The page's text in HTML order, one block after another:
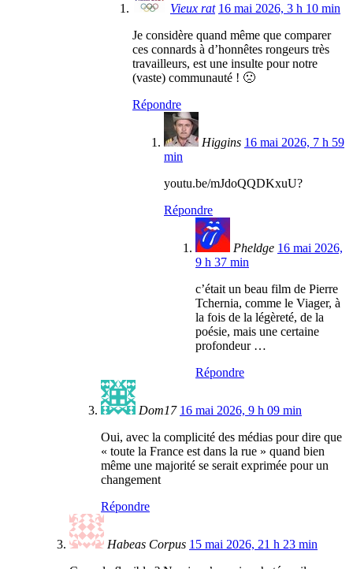
Vieux rat 16 mai 2026, 3 h 10 min
Je considère quand même que comparer
ces connards à d’honnêtes rongeurs très
travailleurs, est une insulte pour notre
(vaste) communauté ! 🙁
Répondre
Higgins 16 mai 2026, 7 h 59
min
youtu.be/mJdoQQDKxuU?
Répondre
Pheldge 16 mai 2026,
9 h 37 min
c’était un beau film de Pierre
Tchernia, comme le Viager, à
la fois de la légèreté, de la
poésie, mais une certaine
profondeur …
Répondre
Dom17 16 mai 2026, 9 h 09 min
Oui, avec la complicité des médias pour dire que
« toute la France est dans la rue » quand bien
même une majorité se serait exprimée pour un
changement
Répondre
Habeas Corpus 15 mai 2026, 21 h 23 min